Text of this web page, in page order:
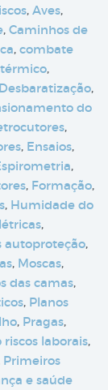
, Aves,
, Caminhos de
, combate
,
Desbaratização,
do
,
, Ensaios,
,
, Formação,
, Humidade do
,
autoproteção,
, Moscas,
das camas,
, Planos
, Pragas,
riscos laborais,
Primeiros
e saúde